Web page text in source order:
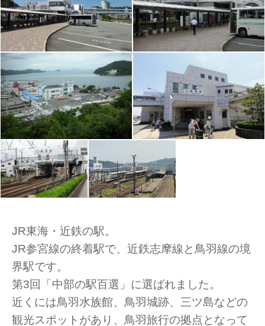
JR東海・近鉄の駅。
JR参宮線の終着駅で、近鉄志摩線と鳥羽線の境
界駅です。
第3回「中部の駅百選」に選ばれました。
近くには鳥羽水族館、鳥羽城跡、三ツ島などの
観光スポットがあり、鳥羽旅行の拠点となって